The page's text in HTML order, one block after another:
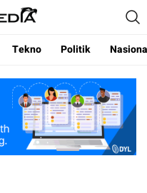
Indonesia
Tekno Politik